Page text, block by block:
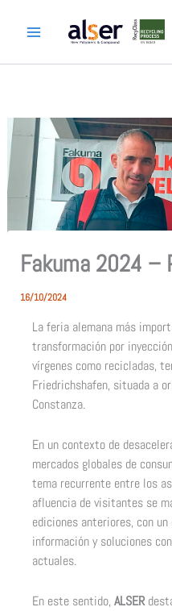
Fakuma 2024 –
16/10/2024
La feria alemana más
transformación por
vírgenes como recicladas,
Friedrichshafen, situada a
Constanza.
En un contexto de
mercados globales de
tema recurrente entre los
afluencia de visitantes se
ediciones anteriores, con
información y soluciones
actuales.
En este sentido,ALSER